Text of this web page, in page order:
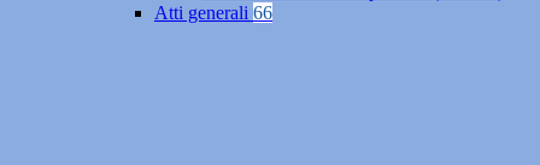
Atti generali 66